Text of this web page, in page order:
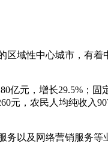
域性中心城市，有
元，增长29.5%；
元，农民人均纯收入
以及网络营销服务